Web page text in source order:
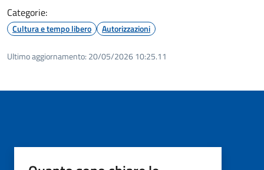
Categorie:
Cultura e tempo libero Autorizzazioni
Ultimo aggiornamento: 20/05/2026 10:25.11